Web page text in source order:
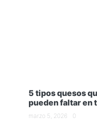
5 tipos quesos
pueden faltar en
marzo 5, 2026 0